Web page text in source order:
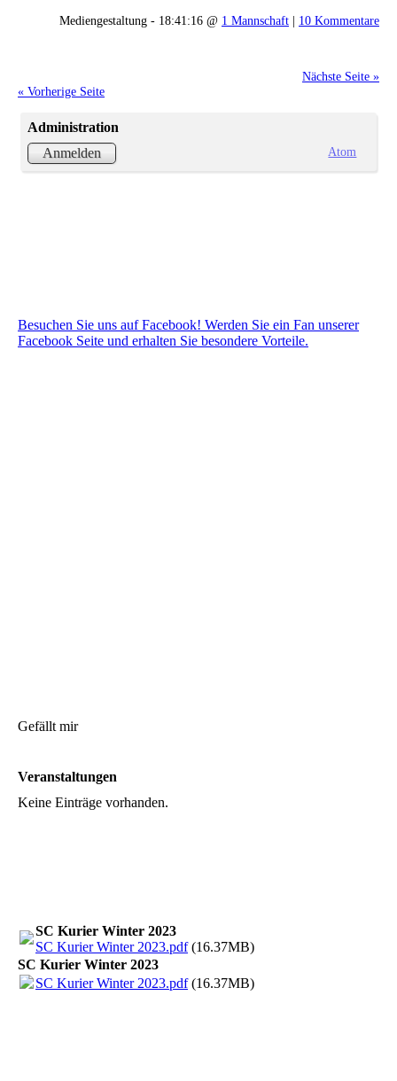
Mediengestaltung - 18:41:16 @ 1 Mannschaft | 10 Kommentare
Nächste Seite »
« Vorherige Seite
Administration
Anmelden
Atom
Besuchen Sie uns auf Facebook! Werden Sie ein Fan unserer
Facebook Seite und erhalten Sie besondere Vorteile.
Gefällt mir
Veranstaltungen
Keine Einträge vorhanden.
SC Kurier Winter 2023
SC Kurier Winter 2023.pdf(16.37MB)
SC Kurier Winter 2023
SC Kurier Winter 2023.pdf(16.37MB)